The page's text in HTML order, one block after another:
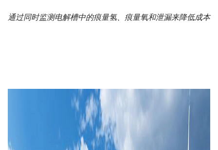
通过同时监测电解槽中的痕量氢、痕量氧和泄漏来降低成本